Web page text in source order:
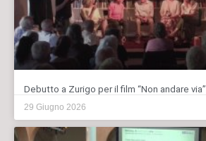
Debutto a Zurigo per il film “Non andare via”
29 Giugno 2026